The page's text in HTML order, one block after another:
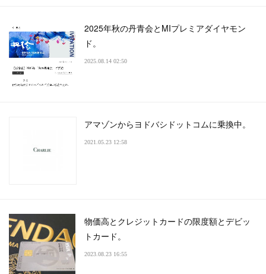
2025年秋の丹青会とMIプレミアダイヤモン
ド。
2025.08.14 02:50
アマゾンからヨドバシドットコムに乗換中。
2021.05.23 12:58
物価高とクレジットカードの限度額とデビッ
トカード。
2023.08.23 16:55